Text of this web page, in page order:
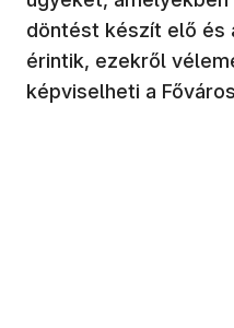
döntést készít elő és
érintik, ezekről
képviselheti a